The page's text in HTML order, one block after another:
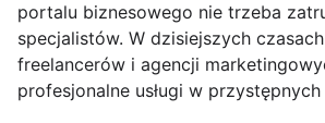
portalu biznesowego nie trzeba
specjalistów. W dzisiejszych
freelancerów i agencji
profesjonalne usługi w przystępnych